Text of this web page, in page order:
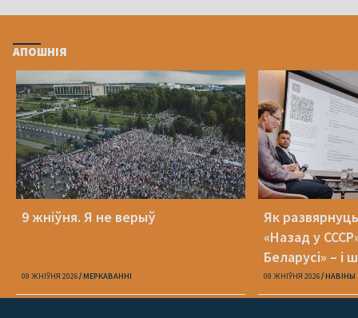
АПОШНІЯ
9 жніўня. Я не верыў
09 ЖНІЎНЯ 2026 МЕРКАВАННI
Як
«Назад у
Беларусі» – і
09 ЖНІЎНЯ 2026 НАВІНЫ